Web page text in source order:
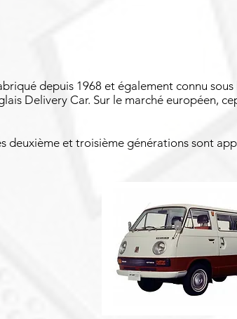
depuis 1968 et également connu
Delivery Car. Sur le marché européen,
deuxième et troisième générations sont